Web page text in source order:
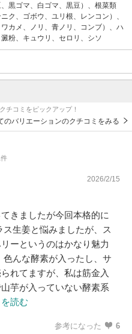
黒ゴマ、白ゴマ、黒豆）、根菜類
ニク、ゴボウ、ユリ根、レンコン）、
カメ、ノリ、青ノリ、コンブ）、ハ
粉、キュウリ、セロリ、シソ
チコミをピックアップ！
のバリエーションのクチコミをみる
2026/2/15
きましたが今回本格的に
生姜と悩みましたが、ス
ーというのはかなり魅力
んな酵素が入ったし、サ
れてますが、私は筋金入
芋が入っていない酵素系
読む
参考になった 6